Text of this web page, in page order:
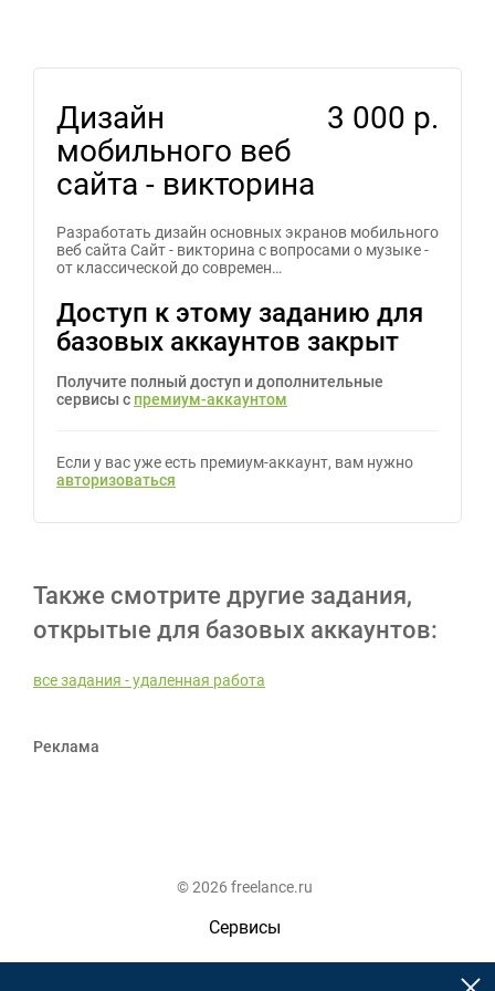
Дизайн
мобильного веб
сайта - викторина
3 000 р.
Разработать дизайн основных экранов мобильного
веб сайта Сайт - викторина с вопросами о музыке -
от классической до современ…
Доступ к этому заданию для
базовых аккаунтов закрыт
Получите полный доступ и дополнительные
сервисы с премиум-аккаунтом
Если у вас уже есть премиум-аккаунт, вам нужно
авторизоваться
Также смотрите другие задания,
открытые для базовых аккаунтов:
все задания - удаленная работа
Реклама
© 2026 freelance.ru
Сервисы
Помощь